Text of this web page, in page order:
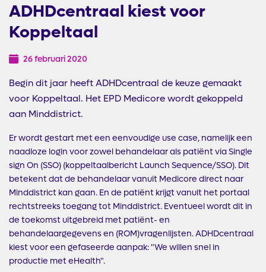
ADHDcentraal kiest voor
Koppeltaal
26 februari 2020
Begin dit jaar heeft ADHDcentraal de keuze gemaakt
voor Koppeltaal. Het EPD Medicore wordt gekoppeld
aan Minddistrict.
Er wordt gestart met een eenvoudige use case, namelijk een
naadloze login voor zowel behandelaar als patiënt via Single
sign On (SSO) (koppeltaalbericht Launch Sequence/SSO). Dit
betekent dat de behandelaar vanuit Medicore direct naar
Minddistrict kan gaan. En de patiënt krijgt vanuit het portaal
rechtstreeks toegang tot Minddistrict. Eventueel wordt dit in
de toekomst uitgebreid met patiënt- en
behandelaargegevens en (ROM)vragenlijsten. ADHDcentraal
kiest voor een gefaseerde aanpak: "We willen snel in
productie met eHealth".